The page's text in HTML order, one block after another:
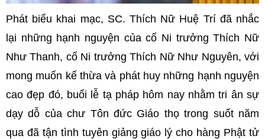
Phát biểu khai mạc, SC. Thích Nữ Huệ Trí đã nhắc
lại những hạnh nguyện của cố Ni trưởng Thích Nữ
Như Thanh, cố Ni trưởng Thích Nữ Như Nguyên, với
mong muốn kế thừa và phát huy những hạnh nguyện
cao đẹp đó, buổi lễ tạ pháp hôm nay nhằm tri ân sự
dạy dỗ của chư Tôn đức Giáo thọ trong suốt năm
qua đã tận tình tuyên giảng giáo lý cho hàng Phật tử